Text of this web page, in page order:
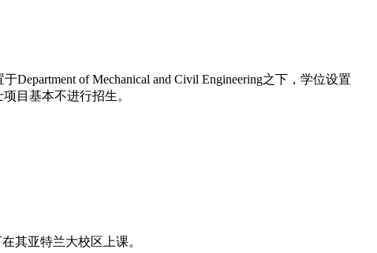
of Mechanical and Civil Engineering之下，学位设置
目基本不进行招生。
其亚特兰大校区上课。